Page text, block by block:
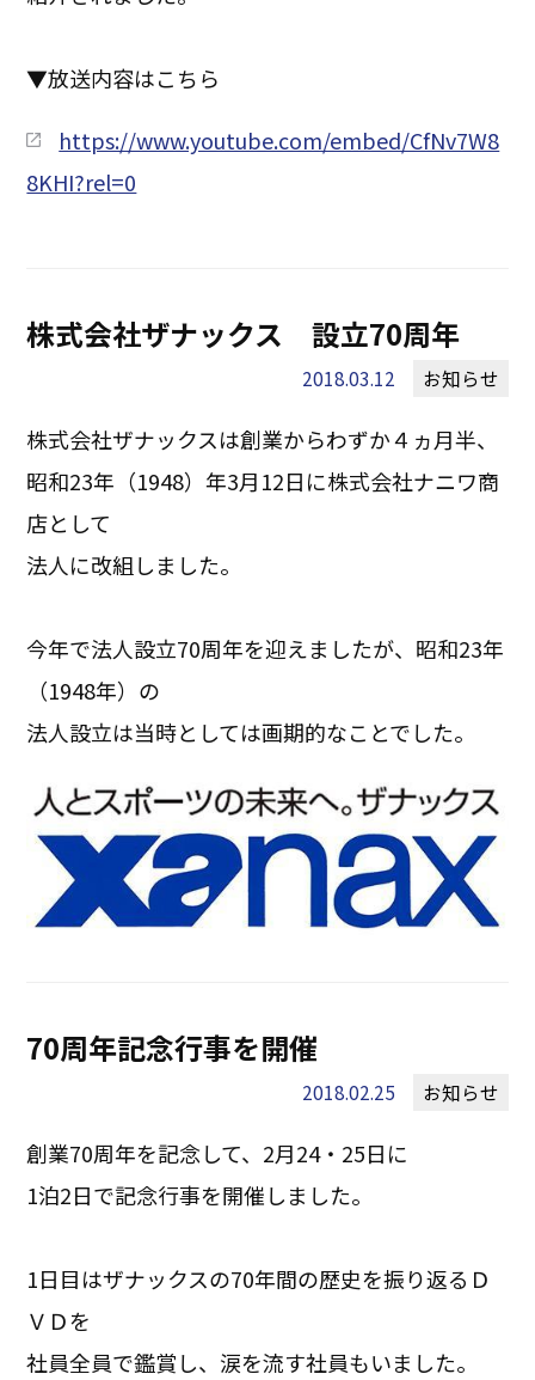
▼放送内容はこちら
https://www.youtube.com/embed/CfNv7W8
8KHI?rel=0
株式会社ザナックス 設立70周年
2018.03.12 お知らせ
株式会社ザナックスは創業からわずか４ヵ月半、
昭和23年（1948）年3月12日に株式会社ナニワ商
店として
法人に改組しました。
今年で法人設立70周年を迎えましたが、昭和23年
（1948年）の
法人設立は当時としては画期的なことでした。
70周年記念行事を開催
2018.02.25 お知らせ
創業70周年を記念して、2月24・25日に
1泊2日で記念行事を開催しました。
1日目はザナックスの70年間の歴史を振り返るＤ
ＶＤを
社員全員で鑑賞し、涙を流す社員もいました。